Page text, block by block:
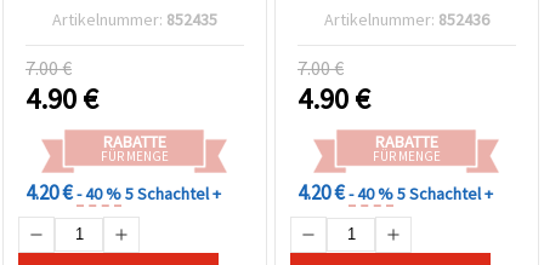
für Kinder, Bastelset zum
Artikelnummer: 852435
7.00 €
4.90€
RABATTE
FÜR MENGE
4.20 €- 40 %5 Schachtel +
Alien-Design für Kinder,
Artikelnummer: 852436
7.00 €
4.90€
RABATTE
FÜR MENGE
4.20 €- 40 %5 Schachtel +